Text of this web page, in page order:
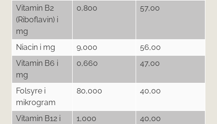
Vitamin B2
(Riboflavin) i
mg
0,800 57,00
Niacin i mg 9,000
56,00
Vitamin B6 i
mg
0,660 47,00
Folsyre i
mikrogram
80,000 40,00
Vitamin B12 i
1,000 40,00